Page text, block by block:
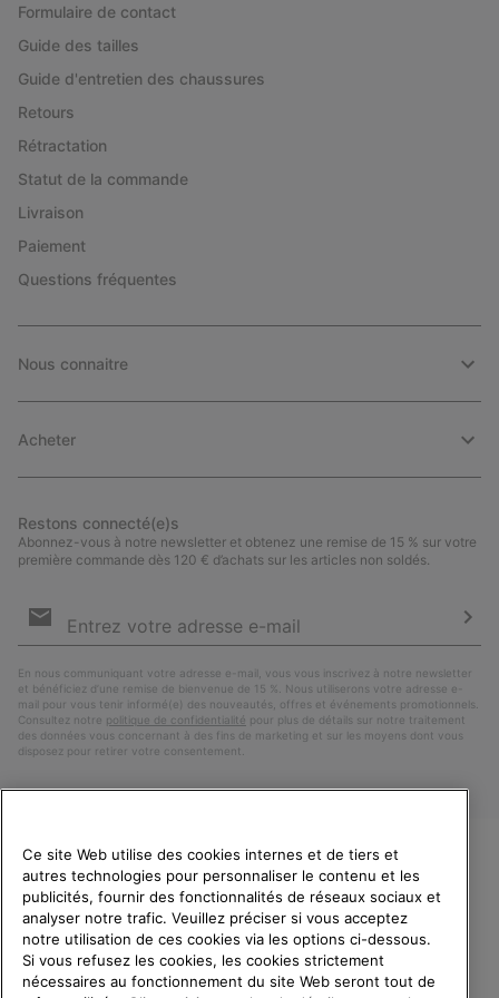
Formulaire de contact
Guide des tailles
Guide d'entretien des chaussures
Retours
Rétractation
Statut de la commande
Livraison
Paiement
Questions fréquentes
Nous connaitre
Acheter
Restons connecté(e)s
Abonnez-vous à notre newsletter et obtenez une remise de 15 % sur votre
première commande dès 120 € d’achats sur les articles non soldés.
par
En nous communiquant votre adresse e-mail, vous vous inscrivez à notre newsletter
et bénéficiez d’une remise de bienvenue de 15 %. Nous utiliserons votre adresse e-
mail pour vous tenir informé(e) des nouveautés, offres et événements promotionnels.
Consultez notre politique de confidentialité pour plus de détails sur notre traitement
des données vous concernant à des fins de marketing et sur les moyens dont vous
disposez pour retirer votre consentement.
Belgique (français) | English › | Nederlands ›
VEUILLEZ CHOISIR UNE
LANGUE
Achats en ligne disponibles
Ce site Web utilise des cookies internes et de tiers et
autres technologies pour personnaliser le contenu et les
publicités, fournir des fonctionnalités de réseaux sociaux et
analyser notre trafic. Veuillez préciser si vous acceptez
notre utilisation de ces cookies via les options ci-dessous.
Si vous refusez les cookies, les cookies strictement
nécessaires au fonctionnement du site Web seront tout de